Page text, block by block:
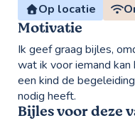
Op locatie
Motivatie
Ik geef graag bijles,
wat ik voor iemand
een kind de
nodig heeft.
Bijles voor deze